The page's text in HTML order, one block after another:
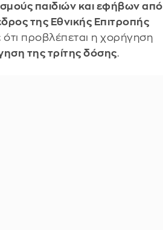
παιδιών και εφήβων από
της Εθνικής Επιτροπής
προβλέπεται η χορήγηση
της τρίτης δόσης.